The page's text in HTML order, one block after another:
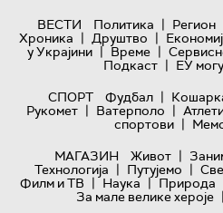
ВЕСТИ Политика | Регион
Хроника | Друштво |
у Украјини | Време |
Подкаст | ЕУ
СПОРТ
Фудбал |
Рукомет | Ватерполо |
спортови |
МАГАЗИН
Живот |
Технологијa | Путујемо |
Филм и ТВ | Наука | Природа
За мале велике хероје |